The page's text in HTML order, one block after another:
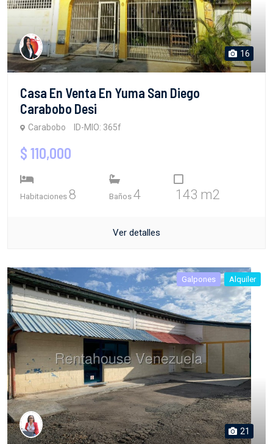
16
Casa En Venta En Yuma San Diego
Carabobo Desi
Carabobo ID-MIO: 365f
$ 110,000
Habitaciones 8 Baños 4 143 m2
Ver detalles
Galpones Alquiler
21